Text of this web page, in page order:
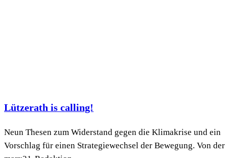
Lützerath is calling!
Neun Thesen zum Widerstand gegen die Klimakrise und ein
Vorschlag für einen Strategiewechsel der Bewegung. Von der